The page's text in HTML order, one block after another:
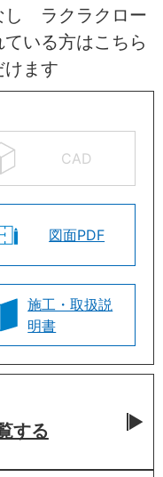
ラクラクロー
いる方はこちら
けます
CAD
図面PDF
施工・取扱説
明書
する